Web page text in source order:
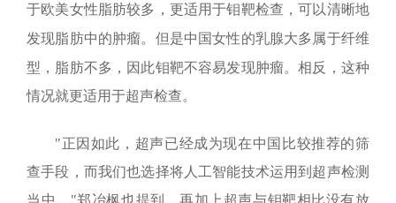
于欧美女性脂肪较多，更适用于钼靶检查，可以清晰地
发现脂肪中的肿瘤。但是中国女性的乳腺大多属于纤维
型，脂肪不多， 因此钼靶不容易发现肿瘤。相反，这种
情况就更适用于超声检查。
"正因如此，超声已经成为现在中国比较推荐的筛
查手段，而我们也选择将人工智能技术运用到超声检测